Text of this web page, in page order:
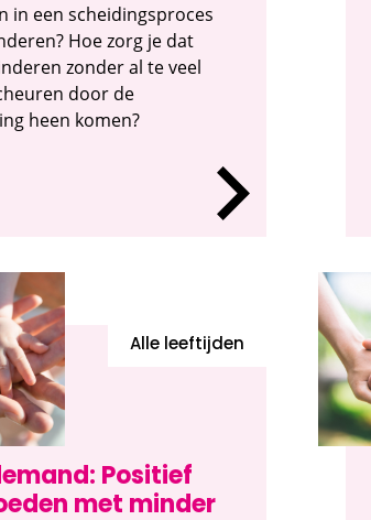
in een scheidingsproces
Hoe zorg je dat
zonder al te veel
door de
heen komen?
Positief
met minder
Alle leeftijden